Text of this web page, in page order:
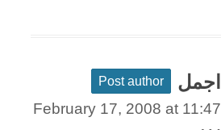
اجمل Post author
February 17, 2008 at 11:47